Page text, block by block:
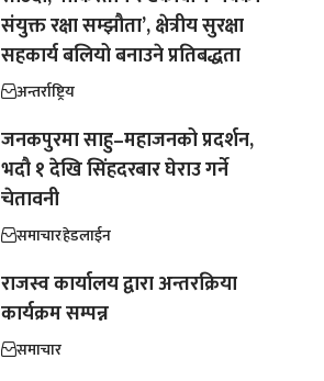
संयुक्त रक्षा सम्झौता’, क्षेत्रीय सुरक्षा
सहकार्य बलियो बनाउने प्रतिबद्धता
अन्तर्राष्ट्रिय
जनकपुरमा साहु–महाजनको प्रदर्शन,
भदौ १ देखि सिंहदरबार घेराउ गर्ने
चेतावनी
समाचारहेडलाईन
राजस्व कार्यालय द्वारा अन्तरक्रिया
कार्यक्रम सम्पन्न
समाचार